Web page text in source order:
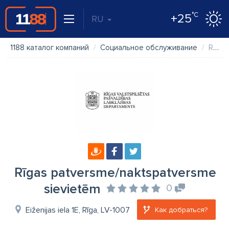
RU +25°C
1188 каталог компаний Социальное обслуживание Rīgas patversme/naktspatversme sievietēm
Rīgas patversme/naktspatversme
sievietēm
0
Eiženijas iela 1E, Rīga, LV-1007 Как добраться?